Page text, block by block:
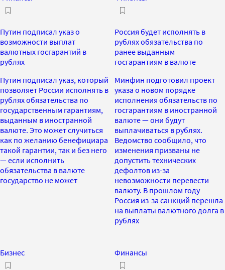
Путин подписал указ о
возможности выплат
валютных госгарантий в
рублях
Путин подписал указ, который
позволяет России исполнять в
рублях обязательства по
государственным гарантиям,
выданным в иностранной
валюте. Это может случиться
как по желанию бенефициара
такой гарантии, так и без него
— если исполнить
обязательства в валюте
государство не может
Россия будет исполнять в
рублях обязательства по
ранее выданным
госгарантиям в валюте
Минфин подготовил проект
указа о новом порядке
исполнения обязательств по
госгарантиям в иностранной
валюте — они будут
выплачиваться в рублях.
Ведомство сообщило, что
изменения призваны не
допустить технических
дефолтов из-за
невозможности перевести
валюту. В прошлом году
Россия из-за санкций перешла
на выплаты валютного долга в
рублях
Бизнес Финансы